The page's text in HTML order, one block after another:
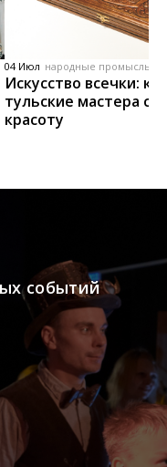
04 Июл народные промыслы,
Искусство всечки: как
тульские мастера
красоту
событий